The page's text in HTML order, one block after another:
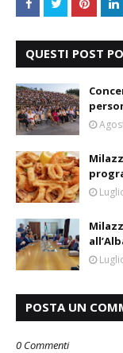
QUESTI POST
POSTA UN
0 Commenti